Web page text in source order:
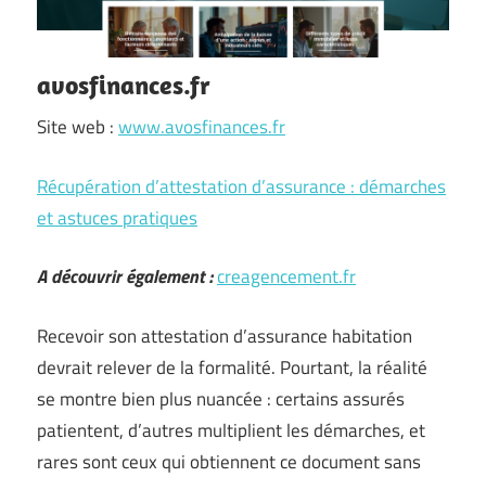
avosfinances.fr
Site web :www.avosfinances.fr
Récupération d’attestation d’assurance : démarches
et astuces pratiques
A découvrir également :creagencement.fr
Recevoir son attestation d’assurance habitation
devrait relever de la formalité. Pourtant, la réalité
se montre bien plus nuancée : certains assurés
patientent, d’autres multiplient les démarches, et
rares sont ceux qui obtiennent ce document sans